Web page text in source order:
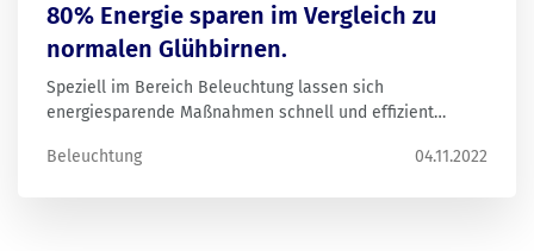
80% Energie sparen im Vergleich zu
normalen Glühbirnen.
Speziell im Bereich Beleuchtung lassen sich
energiesparende Maßnahmen schnell und effizient
benötigter Beleuchtung bietet die Nutzung von LED-
Beleuchtung 04.11.2022